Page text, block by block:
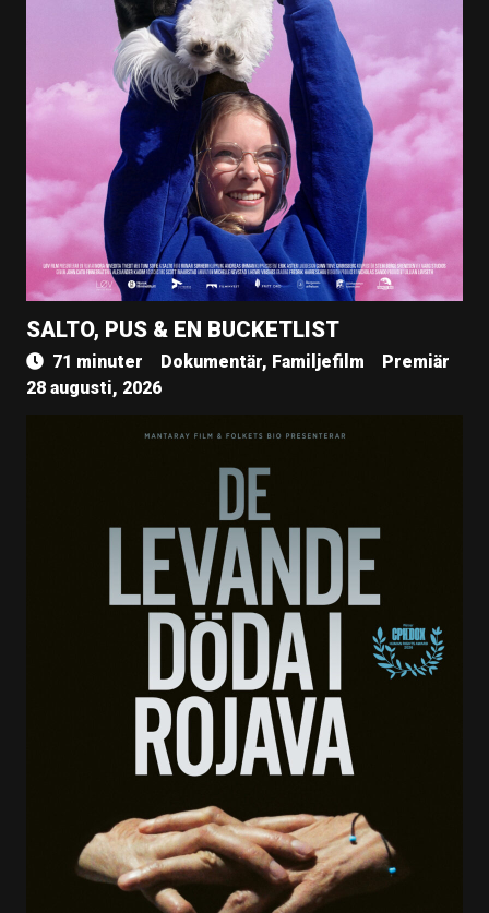
SALTO, PUS & EN BUCKETLIST
71 minuter Dokumentär, Familjefilm
Premiär
28 augusti, 2026